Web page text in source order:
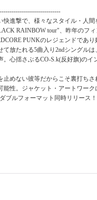
快進撃で、様々なスタイル・人
RAINBOW tour"、昨年のフ
PUNKのレジェンドであり
て放たれる5曲入り2ndシングル
。心揺さぶるCO-S.k(反好旗)の
止めない彼等だからこそ裏打ち
能性。ジャケット・アートワー
ブルフォーマット同時リリース！